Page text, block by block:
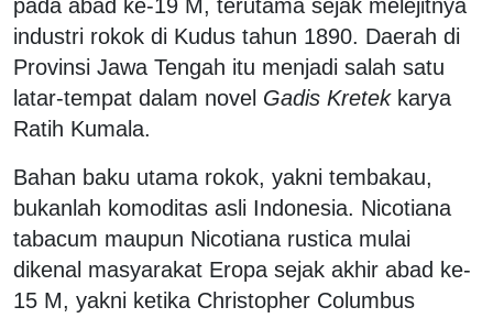
pada abad ke-19 M, terutama sejak melejitnya
industri rokok di Kudus tahun 1890. Daerah di
Provinsi Jawa Tengah itu menjadi salah satu
latar-tempat dalam novel Gadis Kretekkarya
Ratih Kumala.
Bahan baku utama rokok, yakni tembakau,
bukanlah komoditas asli Indonesia. Nicotiana
tabacum maupun Nicotiana rustica mulai
dikenal masyarakat Eropa sejak akhir abad ke-
15 M, yakni ketika Christopher Columbus